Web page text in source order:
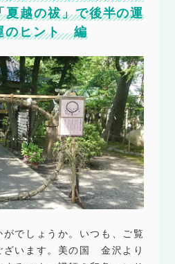
夏越の祓」で後半の運
のヒント 編
でしょうか。いつも、ご覧
ざいます。美の国 金沢より